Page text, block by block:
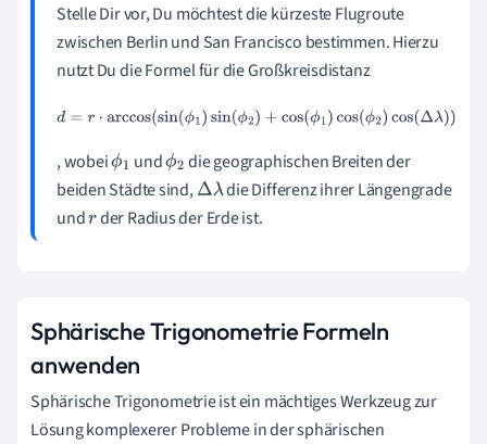
Stelle Dir vor, Du möchtest die kürzeste Flugroute
zwischen Berlin und San Francisco bestimmen. Hierzu
nutzt Du die Formel für die Großkreisdistanz
d =r⋅ arccos(sin(ϕ1)sin(ϕ2) +cos(ϕ1)cos(ϕ2)cos(Δλ))
, wobeiϕ
1
undϕ
2
die geographischen Breiten der
beiden Städte sind,Δλ die Differenz ihrer Längengrade
undr der Radius der Erde ist.
Sphärische Trigonometrie Formeln
anwenden
Sphärische Trigonometrie ist ein mächtiges Werkzeug zur
Lösung komplexerer Probleme in der sphärischen